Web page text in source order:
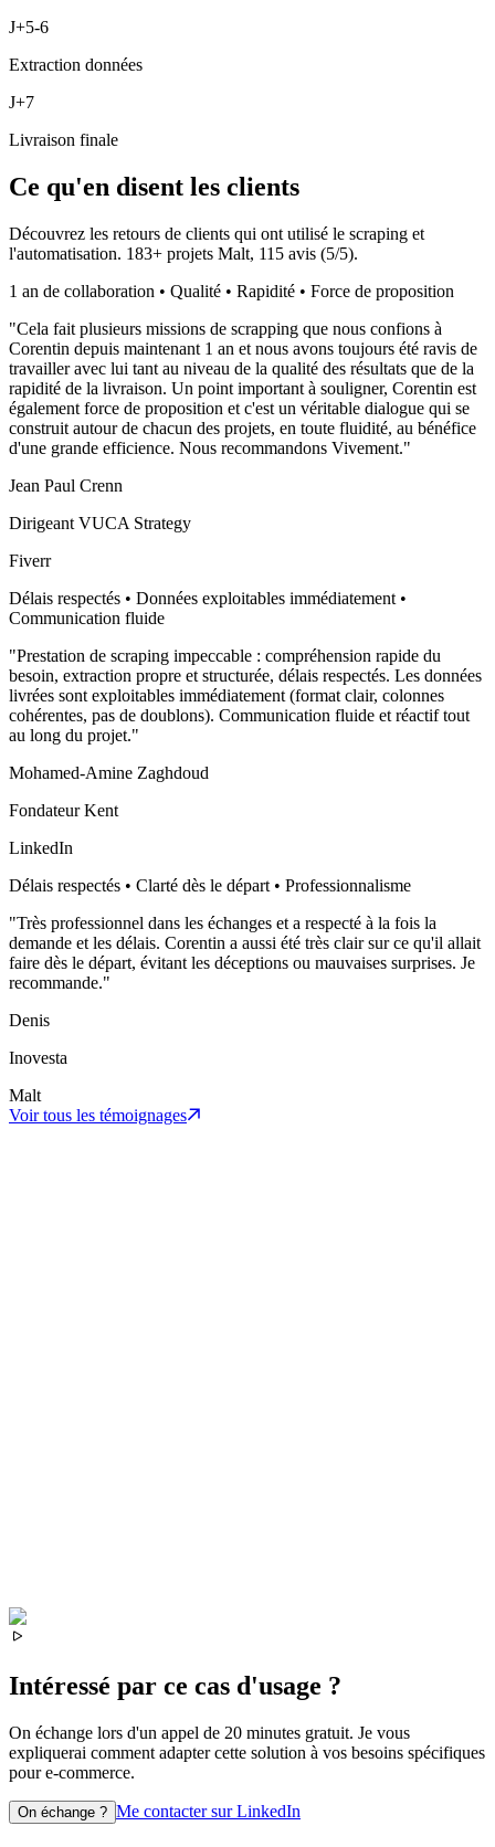
J+5-6
Extraction données
J+7
Livraison finale
Ce qu'en disent les clients
Découvrez les retours de clients qui ont utilisé le scraping et
l'automatisation. 183+ projets Malt, 115 avis (5/5).
1 an de collaboration • Qualité • Rapidité • Force de proposition
"Cela fait plusieurs missions de scrapping que nous confions à
Corentin depuis maintenant 1 an et nous avons toujours été ravis de
travailler avec lui tant au niveau de la qualité des résultats que de la
rapidité de la livraison. Un point important à souligner, Corentin est
également force de proposition et c'est un véritable dialogue qui se
construit autour de chacun des projets, en toute fluidité, au bénéfice
d'une grande efficience. Nous recommandons Vivement."
Jean Paul Crenn
Dirigeant VUCA Strategy
Fiverr
Délais respectés • Données exploitables immédiatement •
Communication fluide
"Prestation de scraping impeccable : compréhension rapide du
besoin, extraction propre et structurée, délais respectés. Les données
livrées sont exploitables immédiatement (format clair, colonnes
cohérentes, pas de doublons). Communication fluide et réactif tout
au long du projet."
Mohamed-Amine Zaghdoud
Fondateur Kent
LinkedIn
Délais respectés • Clarté dès le départ • Professionnalisme
"Très professionnel dans les échanges et a respecté à la fois la
demande et les délais. Corentin a aussi été très clair sur ce qu'il allait
faire dès le départ, évitant les déceptions ou mauvaises surprises. Je
recommande."
Denis
Inovesta
Malt
Voir tous les témoignages
Intéressé par ce cas d'usage ?
On échange lors d'un appel de 20 minutes gratuit. Je vous
expliquerai comment adapter cette solution à vos besoins spécifiques
poure-commerce.
On échange ? Me contacter sur LinkedIn